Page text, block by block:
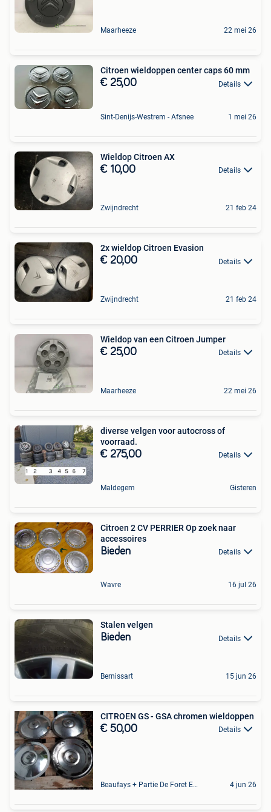
Maarheeze 22 mei 26
Citroen wieldoppen center caps 60 mm
€ 25,00 Details
Sint-Denijs-Westrem - Afsnee 1 mei 26
Wieldop Citroen AX
€ 10,00 Details
Zwijndrecht 21 feb 24
2x wieldop Citroen Evasion
€ 20,00 Details
Zwijndrecht 21 feb 24
Wieldop van een Citroen Jumper
€ 25,00 Details
Maarheeze 22 mei 26
diverse velgen voor autocross of
voorraad.
€ 275,00 Details
Maldegem Gisteren
Citroen 2 CV PERRIER Op zoek naar
accessoires
Bieden Details
Wavre 16 jul 26
Stalen velgen
Bieden Details
Bernissart 15 jun 26
CITROEN GS - GSA chromen wieldoppen
€ 50,00 Details
Beaufays + Partie De Foret Et De Tilff 4 jun 26